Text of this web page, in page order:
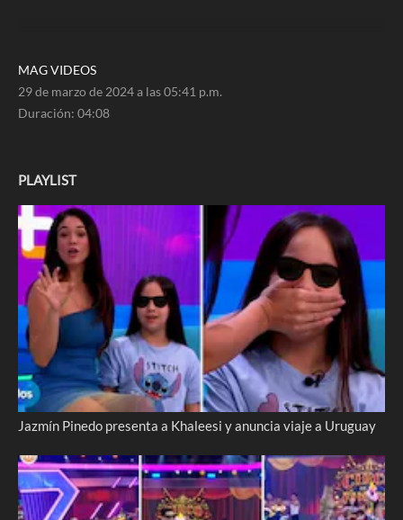
MAG VIDEOS
29 de marzo de 2024 a las 05:41 p.m.
Duración: 04:08
PLAYLIST
Jazmín Pinedo presenta a Khaleesi y anuncia viaje a Uruguay